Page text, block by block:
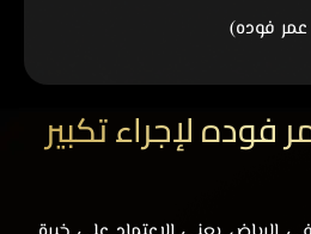
فوده)
فوده لإجراء تكبير